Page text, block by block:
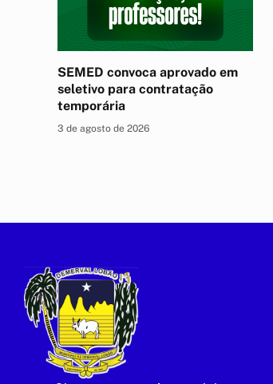
SEMED convoca aprovado em
seletivo para contratação
temporária
3 de agosto de 2026